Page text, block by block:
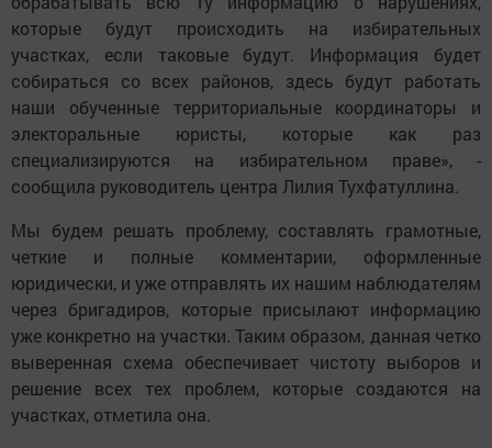
которые будут происходить на избирательных
участках, если таковые будут. Информация будет
собираться со всех районов, здесь будут работать
наши обученные территориальные координаторы и
электоральные юристы, которые как раз
специализируются на избирательном праве», -
сообщила руководитель центра Лилия Тухфатуллина.
Мы будем решать проблему, составлять грамотные,
четкие и полные комментарии, оформленные
юридически, и уже отправлять их нашим наблюдателям
через бригадиров, которые присылают информацию
уже конкретно на участки. Таким образом, данная четко
выверенная схема обеспечивает чистоту выборов и
решение всех тех проблем, которые создаются на
участках, отметила она.